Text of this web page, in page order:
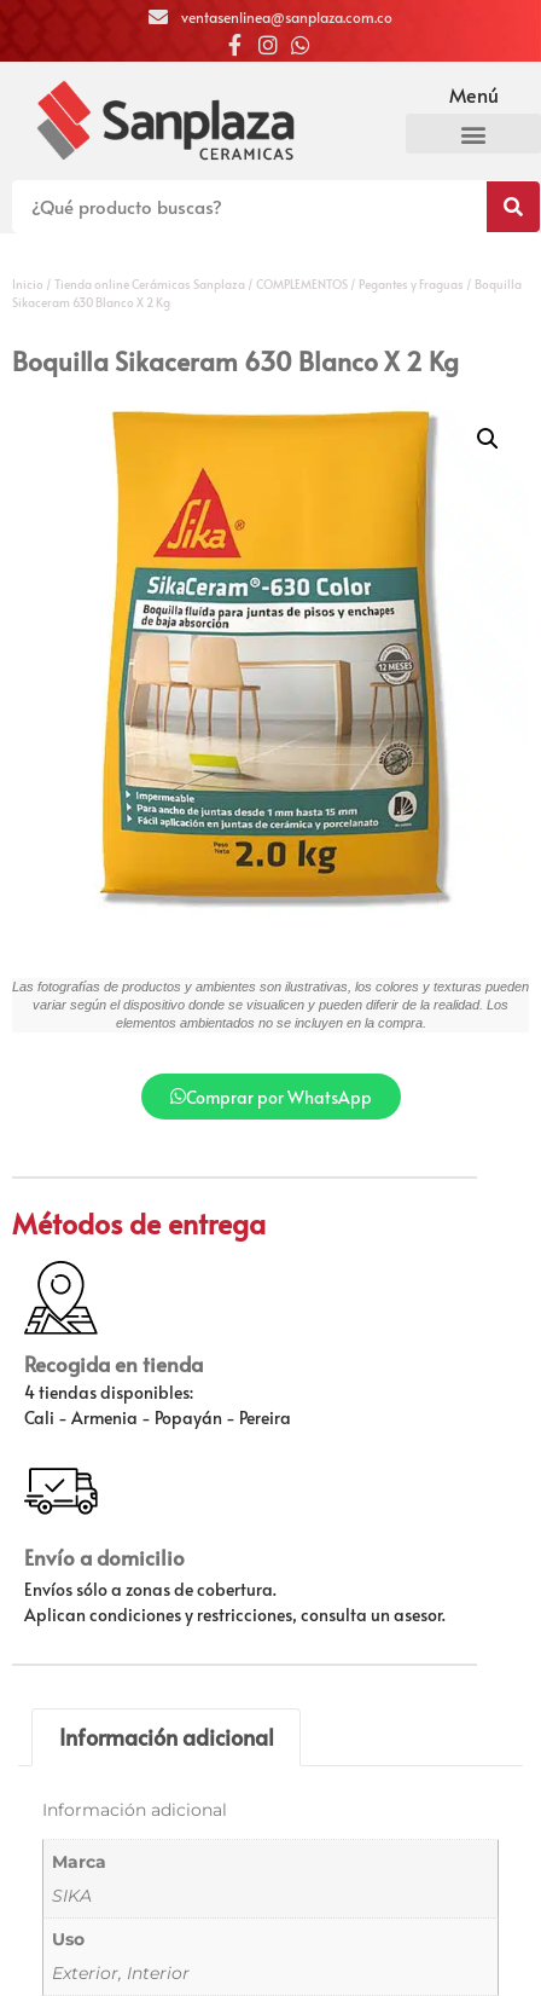
ventasenlinea@sanplaza.com.co
Menú
Inicio / Tienda online Cerámicas Sanplaza / COMPLEMENTOS / Pegantes y Fraguas / Boquilla
Sikaceram 630 Blanco X 2 Kg
Boquilla Sikaceram 630 Blanco X 2 Kg
Las fotografías de productos y ambientes son ilustrativas, los colores y texturas pueden
variar según el dispositivo donde se visualicen y pueden diferir de la realidad. Los
elementos ambientados no se incluyen en la compra.
Comprar por WhatsApp
Métodos de entrega
Recogida en tienda
4 tiendas disponibles:
Cali - Armenia - Popayán - Pereira
Envío a domicilio
Envíos sólo a zonas de cobertura.
Aplican condiciones y restricciones, consulta un asesor.
Información adicional
Información adicional
Marca
SIKA
Uso
Exterior, Interior